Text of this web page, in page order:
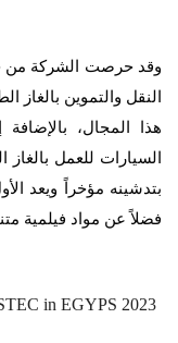
وقد حرصت الشركة من
النقل والتموين
هذا المجال،
السيارات للعمل
بتدشينه مؤخراً ويعد
فضلاً عن مواد فيلمية